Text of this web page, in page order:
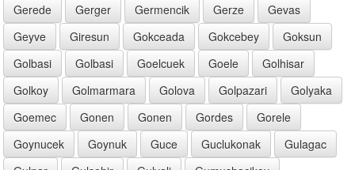
Gerede
Gerger Germencik Gerze
Gevas
Geyve
Giresun Gokceada Gokcebey
Goksun
Golbasi
Golbasi Goelcuek Goele
Golhisar
Golkoy
Golmarmara Golova Golpazari
Golyaka
Goemec
Gonen Gonen Gordes
Gorele
Goynucek
Goynuk Guce Guclukonak
Gulagac